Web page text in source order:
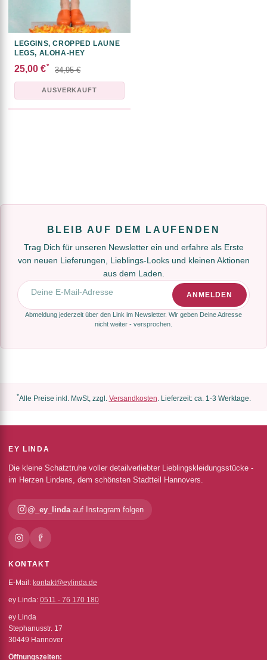
LEGGINS, CROPPED LAUNE
LEGS, ALOHA-HEY
25,00 €* 34,95 €
AUSVERKAUFT
BLEIB AUF DEM LAUFENDEN
Trag Dich für unseren Newsletter ein und erfahre als Erste
von neuen Lieferungen, Lieblings-Looks und kleinen Aktionen
aus dem Laden.
E-Mail-Adresse
ANMELDEN
Abmeldung jederzeit über den Link im Newsletter. Wir geben Deine Adresse
nicht weiter - versprochen.
*Alle Preise inkl. MwSt, zzgl. Versandkosten . Lieferzeit: ca. 1-3 Werktage.
EY LINDA
Die kleine Schatztruhe voller detailverliebter Lieblingskleidungsstücke -
im Herzen Lindens, dem schönsten Stadtteil Hannovers.
@_ey_linda auf Instagram folgen
KONTAKT
E-Mail: kontakt@eylinda.de
ey Linda: 0511 - 76 170 180
ey Linda
Stephanusstr. 17
30449 Hannover
Öffnungszeiten: